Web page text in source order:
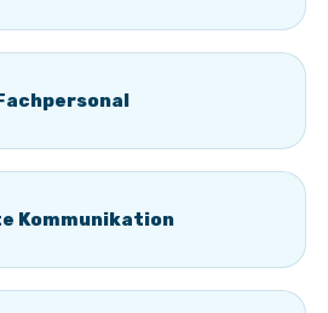
Kommunikation